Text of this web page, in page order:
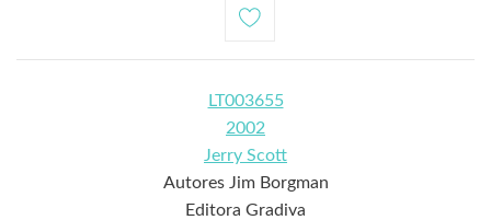
LT003655
2002
Jerry Scott
Autores Jim Borgman
Editora Gradiva